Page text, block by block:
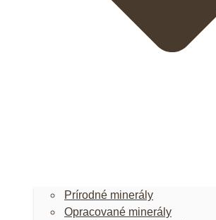
Prírodné minerály
Opracované minerály